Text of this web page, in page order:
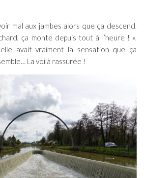
mal aux jambes alors que ça descend.
ça monte depuis tout à l’heure ! ».
avait vraiment la sensation que ça
La voilà rassurée !